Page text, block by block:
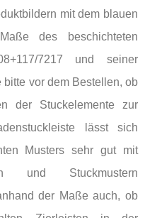
mit dem blauen
des beschichteten
7217 und seiner
vor dem Bestellen, ob
der Stuckelemente zur
lässt sich
Musters sehr gut mit
und Stuckmustern
der Maße auch, ob